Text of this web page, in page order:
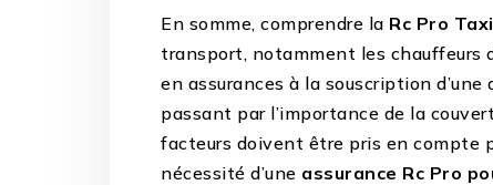
En somme, comprendre la Rc Pro Taxi
transport, notamment les chauffeurs
en assurances à la souscription
passant par l’importance de la
facteurs doivent être pris en compte
nécessité d’une assurance Rc Pro